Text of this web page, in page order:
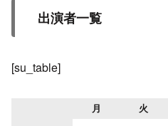
出演者一覧
[su_table]
月 火